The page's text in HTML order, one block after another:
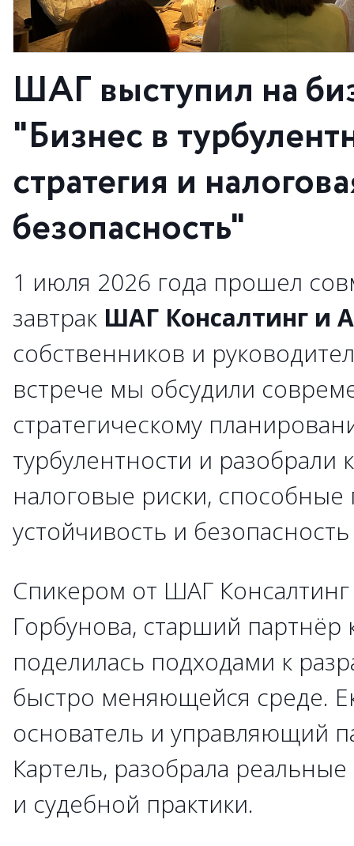
ШАГ выступил на
"Бизнес в
стратегия и
безопасность"
1 июля 2026 года прошел
завтрак ШАГ Консалтинг и
собственников и
встрече мы обсудили
стратегическому
турбулентности и разобрали
налоговые риски, способные
устойчивость и
Спикером от ШАГ
Горбунова, старший
поделилась подходами к
быстро меняющейся среде.
основатель и управляющий
Картель, разобрала
и судебной практики.